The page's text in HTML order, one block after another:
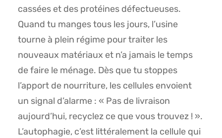
cassées et des protéines défectueuses.
Quand tu manges tous les jours, l’usine
tourne à plein régime pour traiter les
nouveaux matériaux et n’a jamais le temps
de faire le ménage. Dès que tu stoppes
l’apport de nourriture, les cellules envoient
un signal d’alarme : « Pas de livraison
aujourd’hui, recyclez ce que vous trouvez ! ».
L’autophagie, c’est littéralement la cellule qui